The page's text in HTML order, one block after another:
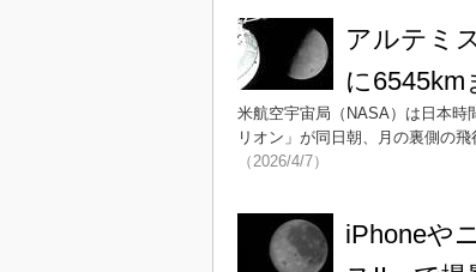
アルテミ
に6545km
米航空宇宙局（NASA）は日本時
リオン」が同日朝、月の裏側の
（2026/4/7）
iPhoneや